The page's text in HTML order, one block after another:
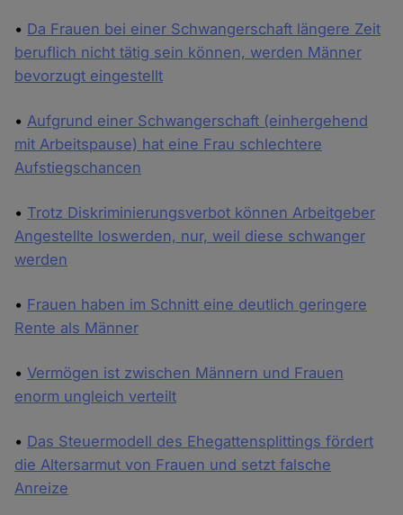
• Da Frauen bei einer Schwangerschaft längere Zeit
beruflich nicht tätig sein können, werden Männer
bevorzugt eingestellt
•Aufgrund einer Schwangerschaft (einhergehend
mit Arbeitspause) hat eine Frau schlechtere
Aufstiegschancen
• Trotz Diskriminierungsverbot können Arbeitgeber
Angestellte loswerden, nur, weil diese schwanger
werden
• Frauen haben im Schnitt eine deutlich geringere
Rente als Männer
•Vermögen ist zwischen Männern und Frauen
enorm ungleich verteilt
• Das Steuermodell des Ehegattensplittings fördert
die Altersarmut von Frauen und setzt falsche
Anreize